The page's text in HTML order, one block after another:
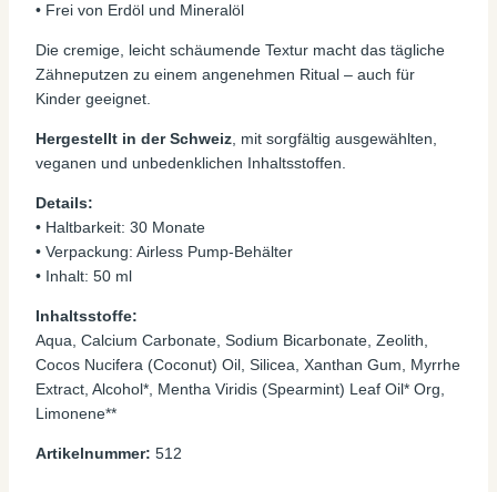
• Frei von Erdöl und Mineralöl
Die cremige, leicht schäumende Textur macht das tägliche
Zähneputzen zu einem angenehmen Ritual – auch für
Kinder geeignet.
Hergestellt in der Schweiz , mit sorgfältig ausgewählten,
veganen und unbedenklichen Inhaltsstoffen.
Details:
• Haltbarkeit: 30 Monate
• Verpackung: Airless Pump-Behälter
• Inhalt: 50 ml
Inhaltsstoffe:
Aqua, Calcium Carbonate, Sodium Bicarbonate, Zeolith,
Cocos Nucifera (Coconut) Oil, Silicea, Xanthan Gum, Myrrhe
Extract, Alcohol*, Mentha Viridis (Spearmint) Leaf Oil* Org,
Limonene**
Artikelnummer: 512